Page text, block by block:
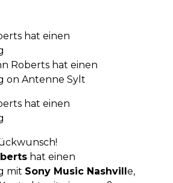
hat einen
Roberts hat einen
on Antenne Sylt
hat einen
hat einen
mit Sony Music Nashville,